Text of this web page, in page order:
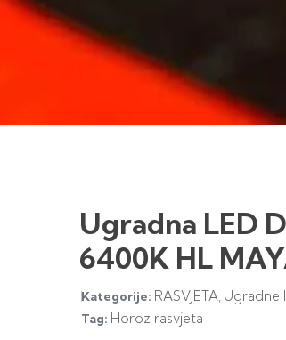
Ugradna LED
6400K HL
Kategorije: RASVJETA, Ugradne
Tag: Horoz rasvjeta